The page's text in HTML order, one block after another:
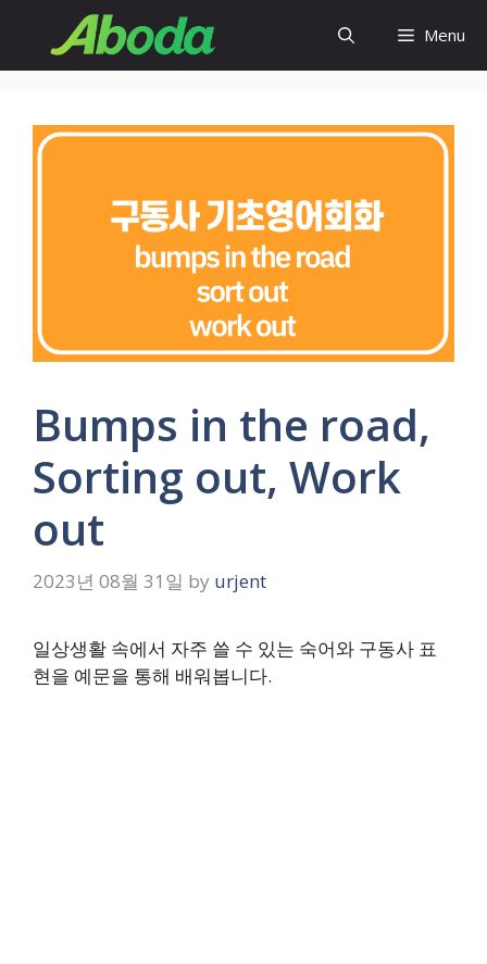
content
Menu
Bumps in the road,
Sorting out, Work
out
2023년 08월 31일 by urjent
일상생활 속에서 자주 쓸 수 있는 숙어와 구동사 표
현을 예문을 통해 배워봅니다.